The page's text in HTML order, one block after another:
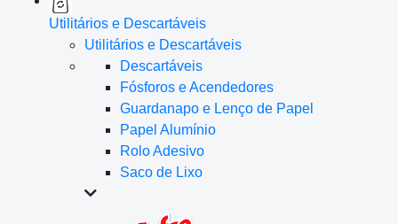
Utilitários e Descartáveis
Utilitários e Descartáveis
Descartáveis
Fósforos e Acendedores
Guardanapo e Lenço de Papel
Papel Alumínio
Rolo Adesivo
Saco de Lixo